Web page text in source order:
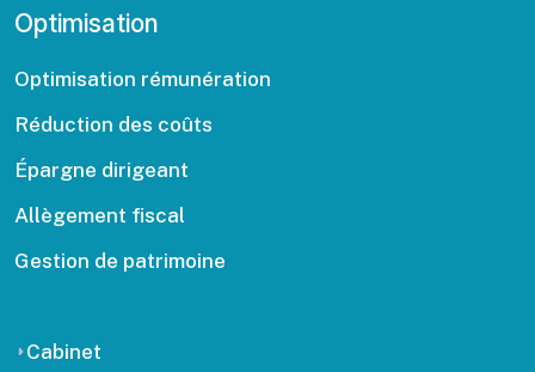
Optimisation
Optimisation rémunération
Réduction des coûts
Épargne dirigeant
Allègement fiscal
Gestion de patrimoine
Cabinet